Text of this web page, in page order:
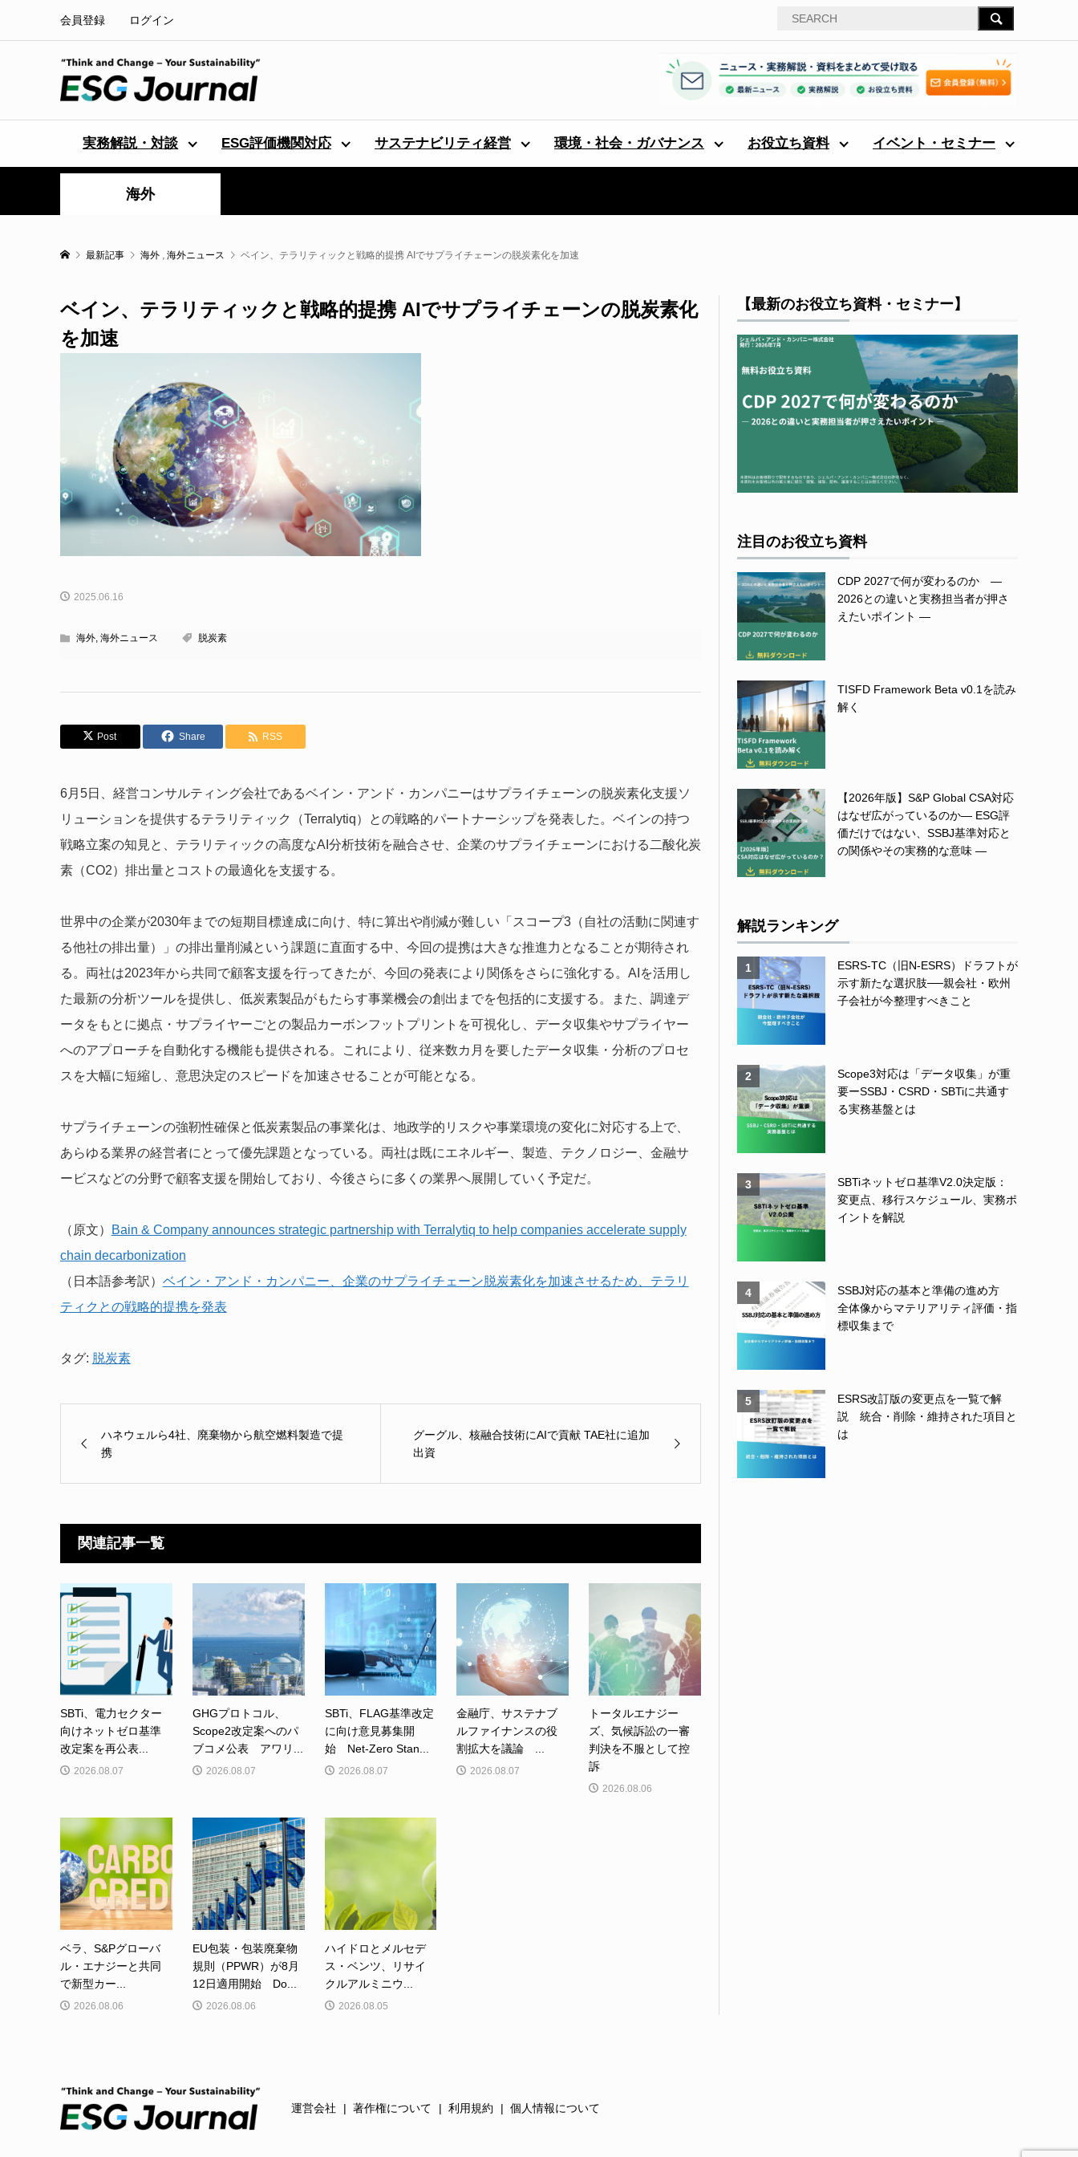
会員登録 ログイン
実務解説・対談 ESG評価機関対応 サステナビリティ経営 環境・社会・ガバナンス お役立ち資料 イベント・セミナー
海外
最新記事 海外 , 海外ニュース ベイン、テラリティックと戦略的提携 AIでサプライチェーンの脱炭素化を加速
ベイン、テラリティックと戦略的提携 AIでサプライチェーンの脱炭素化
を加速
2025.06.16
海外, 海外ニュース 脱炭素
Post Share RSS
6月5日、経営コンサルティング会社であるベイン・アンド・カンパニーはサプライチェーンの脱炭素化支援ソ
リューションを提供するテラリティック（Terralytiq）との戦略的パートナーシップを発表した。ベインの持つ
戦略立案の知見と、テラリティックの高度なAI分析技術を融合させ、企業のサプライチェーンにおける二酸化炭
素（CO2）排出量とコストの最適化を支援する。
世界中の企業が2030年までの短期目標達成に向け、特に算出や削減が難しい「スコープ3（自社の活動に関連す
る他社の排出量）」の排出量削減という課題に直面する中、今回の提携は大きな推進力となることが期待され
る。両社は2023年から共同で顧客支援を行ってきたが、今回の発表により関係をさらに強化する。AIを活用し
た最新の分析ツールを提供し、低炭素製品がもたらす事業機会の創出までを包括的に支援する。また、調達デ
ータをもとに拠点・サプライヤーごとの製品カーボンフットプリントを可視化し、データ収集やサプライヤー
へのアプローチを自動化する機能も提供される。これにより、従来数カ月を要したデータ収集・分析のプロセ
スを大幅に短縮し、意思決定のスピードを加速させることが可能となる。
サプライチェーンの強靭性確保と低炭素製品の事業化は、地政学的リスクや事業環境の変化に対応する上で、
あらゆる業界の経営者にとって優先課題となっている。両社は既にエネルギー、製造、テクノロジー、金融サ
ービスなどの分野で顧客支援を開始しており、今後さらに多くの業界へ展開していく予定だ。
（原文）
Bain & Company announces strategic partnership with Terralytiq to help companies accelerate supply
chain decarbonization
（日本語参考訳） ベイン・アンド・カンパニー、企業のサプライチェーン脱炭素化を加速させるため、テラリ
ティクとの戦略的提携を発表
タグ: 脱炭素
ハネウェルら4社、廃棄物から航空燃料製造で提
携
グーグル、核融合技術にAIで貢献 TAE社に追加
出資
関連記事一覧
SBTi、電力セクター
向けネットゼロ基準
改定案を再公表...
2026.08.07
GHGプロトコル、
Scope2改定案へのパ
ブコメ公表 アワリ...
2026.08.07
SBTi、FLAG基準改定
に向け意見募集開
始 Net-Zero Stan...
2026.08.07
金融庁、サステナブ
ルファイナンスの役
割拡大を議論 ...
2026.08.07
トータルエナジー
ズ、気候訴訟の一審
判決を不服として控
訴
2026.08.06
ベラ、S&Pグローバ
ル・エナジーと共同
で新型カー...
2026.08.06
EU包装・包装廃棄物
規則（PPWR）が8月
12日適用開始 Do...
2026.08.06
ハイドロとメルセデ
ス・ベンツ、リサイ
クルアルミニウ...
2026.08.05
【最新のお役立ち資料・セミナー】
注目のお役立ち資料
CDP 2027で何が変わるのか ―
2026との違いと実務担当者が押さ
えたいポイント ―
TISFD Framework Beta v0.1を読み
解く
【2026年版】S&P Global CSA対応
はなぜ広がっているのか― ESG評
価だけではない、SSBJ基準対応と
の関係やその実務的な意味 ―
解説ランキング
1
ESRS-TC（旧N-ESRS）ドラフトが
示す新たな選択肢──親会社・欧州
子会社が今整理すべきこと
2
Scope3対応は「データ収集」が重
要ーSSBJ・CSRD・SBTiに共通す
る実務基盤とは
3
SBTiネットゼロ基準V2.0決定版：
変更点、移行スケジュール、実務ポ
イントを解説
4
SSBJ対応の基本と準備の進め方
全体像からマテリアリティ評価・指
標収集まで
5
ESRS改訂版の変更点を一覧で解
説 統合・削除・維持された項目と
は
運営会社 著作権について 利用規約 個人情報について